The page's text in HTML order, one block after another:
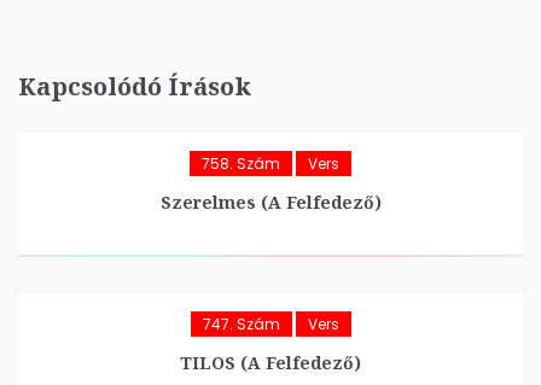
Kapcsolódó Írások
758. Szám Vers
Szerelmes (A Felfedező)
747. Szám Vers
TILOS (A Felfedező)